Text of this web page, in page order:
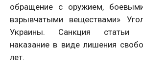
обращение с оружием,
взрывчатыми веществами»
Украины. Санкция статьи
наказание в виде лишения
лет.